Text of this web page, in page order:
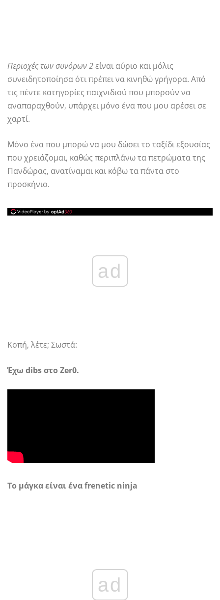
Περιοχές των συνόρων 2είναι αύριο και μόλις
συνειδητοποίησα ότι πρέπει να κινηθώ γρήγορα. Από
τις πέντε κατηγορίες παιχνιδιού που μπορούν να
αναπαραχθούν, υπάρχει μόνο ένα που μου αρέσει σε
χαρτί.
Μόνο ένα που μπορώ να μου δώσει το ταξίδι εξουσίας
που χρειάζομαι, καθώς περιπλάνω τα πετρώματα της
Πανδώρας, ανατίναμαι και κόβω τα πάντα στο
προσκήνιο.
ad
Κοπή, λέτε; Σωστά:
Έχω dibs στο Zer0.
Το μάγκα είναι ένα frenetic ninja
ad